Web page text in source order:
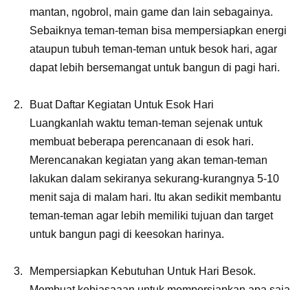
mantan, ngobrol, main game dan lain sebagainya.
Sebaiknya teman-teman bisa mempersiapkan energi
ataupun tubuh teman-teman untuk besok hari, agar
dapat lebih bersemangat untuk bangun di pagi hari.
Buat Daftar Kegiatan Untuk Esok Hari
Luangkanlah waktu teman-teman sejenak untuk
membuat beberapa perencanaan di esok hari.
Merencanakan kegiatan yang akan teman-teman
lakukan dalam sekiranya sekurang-kurangnya 5-10
menit saja di malam hari. Itu akan sedikit membantu
teman-teman agar lebih memiliki tujuan dan target
untuk bangun pagi di keesokan harinya.
Mempersiapkan Kebutuhan Untuk Hari Besok.